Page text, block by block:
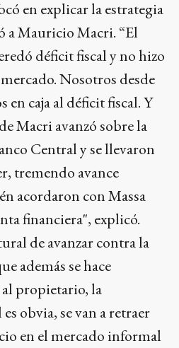
en explicar la estrategia
a Mauricio Macri. “El
déficit fiscal y no hizo
Nosotros desde
caja al déficit fiscal. Y
Macri avanzó sobre la
Central y se llevaron
tremendo avance
acordaron con Massa
financiera", explicó.
de avanzar contra la
además se hace
propietario, la
obvia, se van a retraer
en el mercado informal